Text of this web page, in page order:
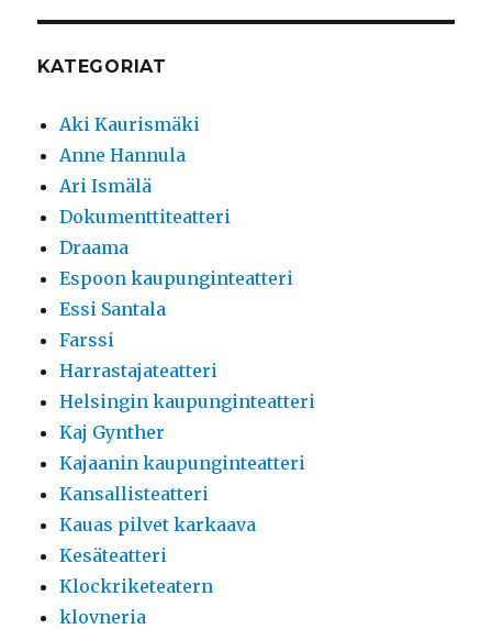
KATEGORIAT
Aki Kaurismäki
Anne Hannula
Ari Ismälä
Dokumenttiteatteri
Draama
Espoon kaupunginteatteri
Essi Santala
Farssi
Harrastajateatteri
Helsingin kaupunginteatteri
Kaj Gynther
Kajaanin kaupunginteatteri
Kansallisteatteri
Kauas pilvet karkaava
Kesäteatteri
Klockriketeatern
klovneria